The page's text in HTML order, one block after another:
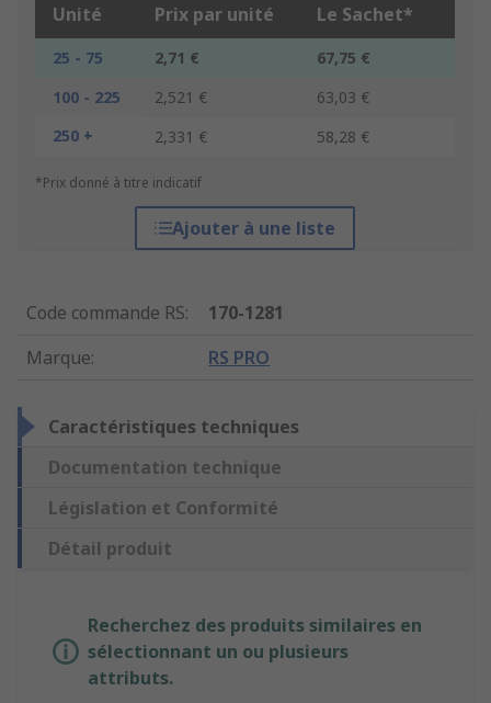
Unité Prix par unité Le Sachet*
25 - 75 2,71 €
67,75 €
100 - 225
2,521 €
63,03 €
250 +
2,331 € 58,28 €
*Prix donné à titre indicatif
Ajouter à une liste
Code commande RS:
170-1281
Marque: RS PRO
Caractéristiques techniques
Documentation technique
Législation et Conformité
Détail produit
Recherchez des produits similaires en
sélectionnant un ou plusieurs
attributs.